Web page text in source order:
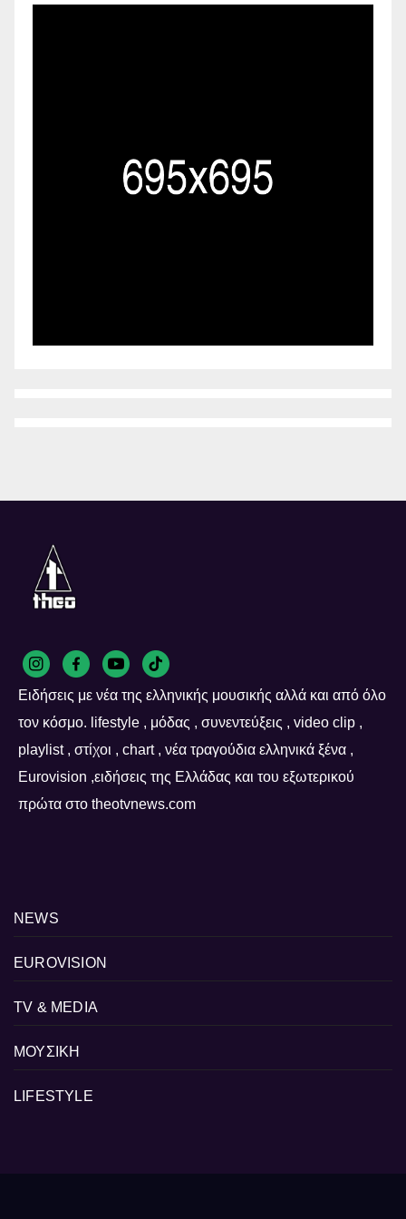
Ειδήσεις με νέα της ελληνικής μουσικής αλλά και από όλο
τον κόσμο. lifestyle , μόδας , συνεντεύξεις , video clip ,
playlist , στίχοι , chart , νέα τραγούδια ελληνικά ξένα ,
Eurovision ,ειδήσεις της Ελλάδας και του εξωτερικού
πρώτα στο theotvnews.com
NEWS
EUROVISION
TV & MEDIA
ΜΟΥΣΙΚΗ
LIFESTYLE